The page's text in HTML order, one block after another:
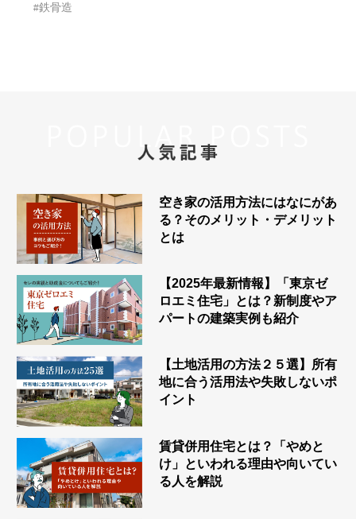
セレについて
Fwin Type
Fusion Type
Feel+1 Type
設備について
セレの技術力
アパートができるまで
東京ゼロエミ住宅
千葉工場
アパート経営サポート
建物管理
入居者募集システム
オーナーサポート
オーナーさま・ゲストの声
オーナーさまの声
ゲストの声
ご相談の流れ
お知らせ
#鉄骨造
空き家の活用方法にはなにがあ
る？そのメリット・デメリット
とは
【2025年最新情報】「東京ゼ
ロエミ住宅」とは？新制度やア
パートの建築実例も紹介
【土地活用の方法２５選】所有
地に合う活用法や失敗しないポ
イント
賃貸併用住宅とは？「やめと
け」といわれる理由や向いてい
る人を解説